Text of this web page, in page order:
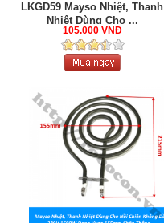
LKGD59 Mayso Nhiệt, Thanh
Nhiệt Dùng Cho ...
105.000 VNĐ